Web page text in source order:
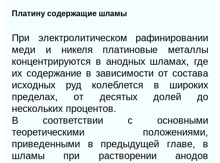
Платину содержащие шламы
При электролитическом рафинировании
меди и никеля платиновые металлы
концентрируются в анодных шламах, где
их содержание в зависимости от состава
исходных руд колеблется в широких
пределах, от десятых долей до
нескольких процентов.
В соответствии с основными
теоретическими положениями,
приведенными в предыдущей главе, в
шламы при растворении анодов